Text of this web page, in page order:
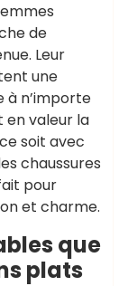
de
Leur
une
à n’importe
valeur la
soit avec
chaussures
pour
et charme.
que
plats